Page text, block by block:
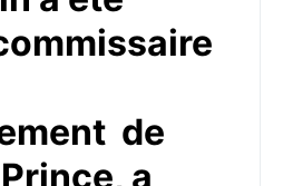
de
a